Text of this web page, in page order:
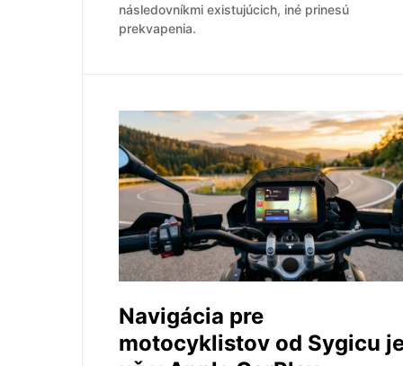
následovníkmi existujúcich, iné prinesú
prekvapenia.
Navigácia pre
motocyklistov od Sygicu